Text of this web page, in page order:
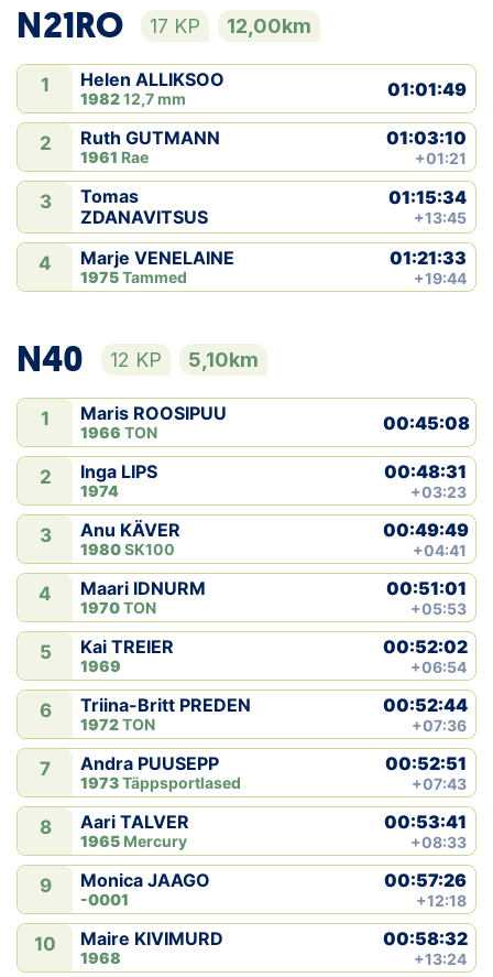
N21RO 17 KP 12,00km
1 Helen ALLIKSOO
198212,7 mm 01:01:49
2 Ruth GUTMANN
1961 Rae
01:03:10
+01:21
3
Tomas
ZDANAVITSUS
01:15:34
+13:45
4 Marje VENELAINE
1975Tammed
01:21:33
+19:44
N40 12 KP 5,10km
1 Maris ROOSIPUU
1966 TON 00:45:08
2 Inga LIPS
1974
00:48:31
+03:23
3 Anu KÄVER
1980SK100
00:49:49
+04:41
4 Maari IDNURM
1970TON
00:51:01
+05:53
5 Kai TREIER
1969
00:52:02
+06:54
6 Triina-Britt PREDEN
1972TON
00:52:44
+07:36
7 Andra PUUSEPP
1973Täppsportlased
00:52:51
+07:43
8 Aari TALVER
1965 Mercury
00:53:41
+08:33
9 Monica JAAGO
-0001
00:57:26
+12:18
10 Maire KIVIMURD
1968
00:58:32
+13:24